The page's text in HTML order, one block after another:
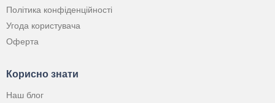
Політика конфіденційності
Угода користувача
Оферта
Корисно знати
Наш блог